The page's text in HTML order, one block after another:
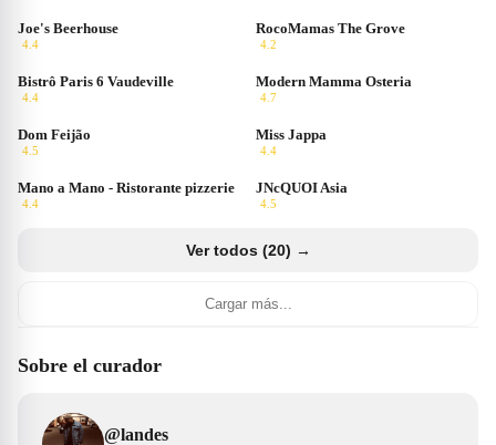
Joe's Beerhouse
4.4
RocoMamas The Grove
4.2
Bistrô Paris 6 Vaudeville
4.4
Modern Mamma Osteria
4.7
Dom Feijão
4.5
Miss Jappa
4.4
Mano a Mano - Ristorante pizzerie
4.4
JNcQUOI Asia
4.5
Ver todos (20) →
Cargar más...
Sobre el curador
@landes